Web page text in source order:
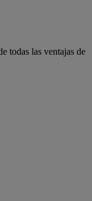
todas las ventajas de